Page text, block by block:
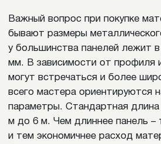
О КОМПАНИИ
УСЛУГИ
ПРОЕКТЫ
ПАРТНЕРАМ
БЛОГ